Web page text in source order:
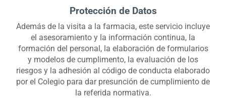
Protección de Datos
Además de la visita a la farmacia, este servicio incluye
el asesoramiento y la información continua, la
formación del personal, la elaboración de formularios
y modelos de cumplimento, la evaluación de los
riesgos y la adhesión al código de conducta elaborado
por el Colegio para dar presunción de cumplimiento de
la referida normativa.